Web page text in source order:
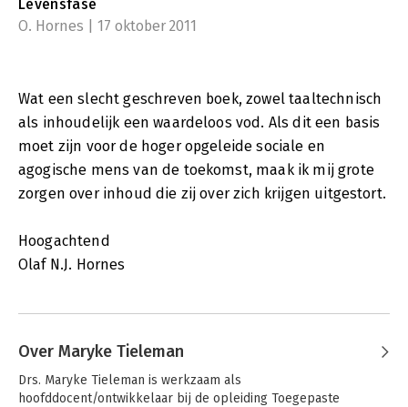
Levensfase
O. Hornes | 17 oktober 2011
Wat een slecht geschreven boek, zowel taaltechnisch
als inhoudelijk een waardeloos vod. Als dit een basis
moet zijn voor de hoger opgeleide sociale en
agogische mens van de toekomst, maak ik mij grote
zorgen over inhoud die zij over zich krijgen uitgestort.
Hoogachtend
Olaf N.J. Hornes
Over Maryke Tieleman
Drs. Maryke Tieleman is werkzaam als
hoofddocent/ontwikkelaar bij de opleiding Toegepaste